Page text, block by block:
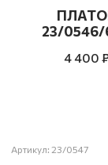
23/
4 400
Артикул: 23/0547